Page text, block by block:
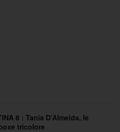
8 : Tania D’Almeida, le
tricolore